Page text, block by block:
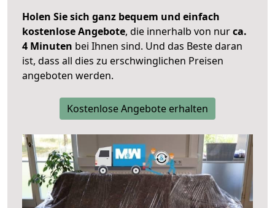
Holen Sie sich ganz bequem und einfach
kostenlose Angebote, die innerhalb von nurca.
4 Minuten bei Ihnen sind. Und das Beste daran
ist, dass all dies zu erschwinglichen Preisen
angeboten werden.
Kostenlose Angebote erhalten